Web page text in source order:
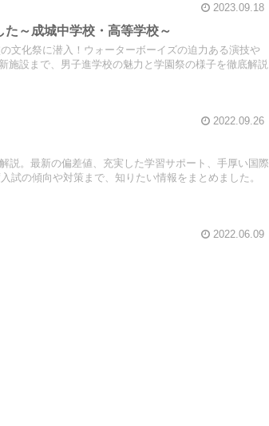
2023.09.18
た～成城中学校・高等学校～
文化祭に潜入！ウォーターボーイズの迫力ある演技や
施設まで、男子進学校の魅力と学園祭の様子を徹底解説
2022.09.26
説。最新の偏差値、充実した学習サポート、手厚い国際
試の傾向や対策まで、知りたい情報をまとめました。
2022.06.09